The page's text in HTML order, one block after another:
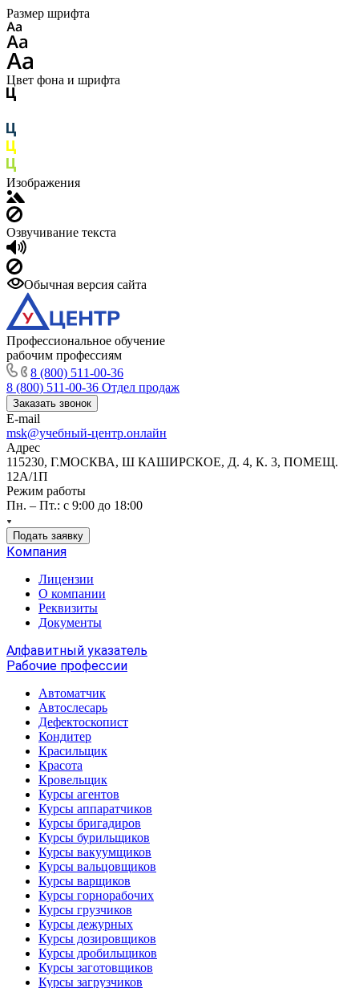
Размер шрифта
Цвет фона и шрифта
Изображения
Озвучивание текста
Обычная версия сайта
Профессиональное обучение
рабочим профессиям
8 (800) 511-00-36
8 (800) 511-00-36 Отдел продаж
Заказать звонок
E-mail
msk@учебный-центр.онлайн
Адрес
115230, Г.МОСКВА, Ш КАШИРСКОЕ, Д. 4, К. 3, ПОМЕЩ.
12А/1П
Режим работы
Пн. – Пт.: с 9:00 до 18:00
Подать заявку
Компания
Лицензии
О компании
Реквизиты
Документы
Алфавитный указатель
Рабочие профессии
Автоматчик
Автослесарь
Дефектоскопист
Кондитер
Красильщик
Красота
Кровельщик
Курсы агентов
Курсы аппаратчиков
Курсы бригадиров
Курсы бурильщиков
Курсы вакуумщиков
Курсы вальцовщиков
Курсы варщиков
Курсы горнорабочих
Курсы грузчиков
Курсы дежурных
Курсы дозировщиков
Курсы дробильщиков
Курсы заготовщиков
Курсы загрузчиков